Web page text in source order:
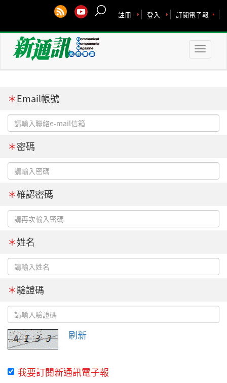
訂閱電子報
登入
註冊
Toggle
＊Email帳號
＊密碼
＊確認密碼
＊姓名
＊驗證碼
刷新
我要訂閱新通訊電子報